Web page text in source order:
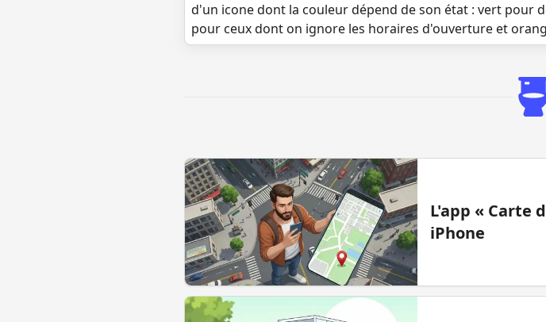
d'un icone dont la couleur dépend de son état : vert pour
pour ceux dont on ignore les horaires d'ouverture et
L'app « Carte
iPhone